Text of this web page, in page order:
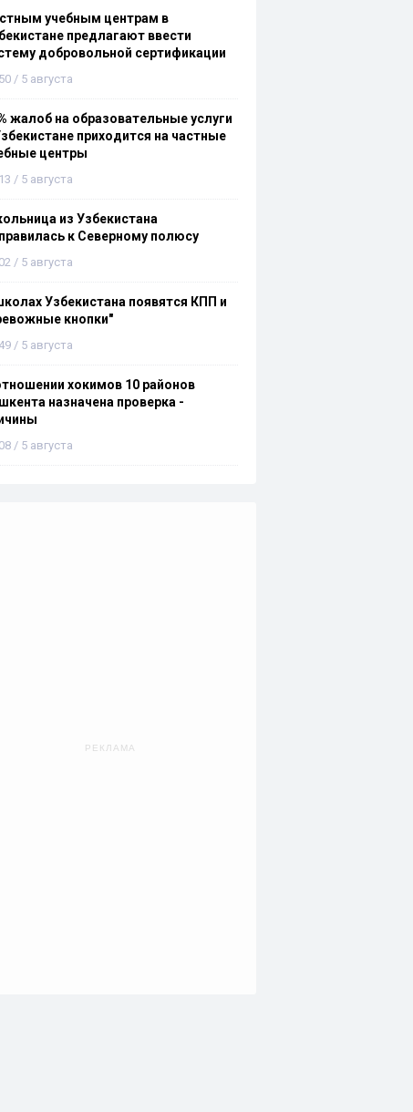
учебным центрам в
предлагают ввести
добровольной сертификации
/ 5 августа
жалоб на образовательные услуги
приходится на частные
центры
/ 5 августа
из Узбекистана
к Северному полюсу
/ 5 августа
Узбекистана появятся КПП и
кнопки"
/ 5 августа
хокимов 10 районов
назначена проверка -
/ 5 августа